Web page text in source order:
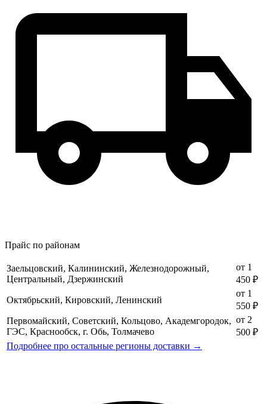
Прайс по районам
Заельцовский, Калининский, Железнодорожный,
Центральный, Дзержинский
от 1
450 ₽
Октябрьский, Кировский, Ленинский
от 1
550 ₽
Первомайский, Советский, Кольцово, Академгородок,
ГЭС, Краснообск, г. Обь, Толмачево
от 2
500 ₽
Подробнее про остальные регионы доставки →